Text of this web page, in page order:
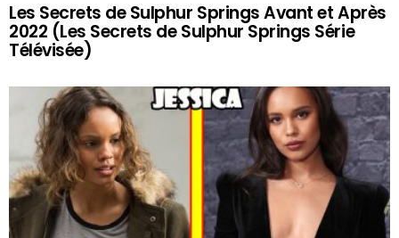
Les Secrets de Sulphur Springs Avant et Après
2022 (Les Secrets de Sulphur Springs Série
Télévisée)